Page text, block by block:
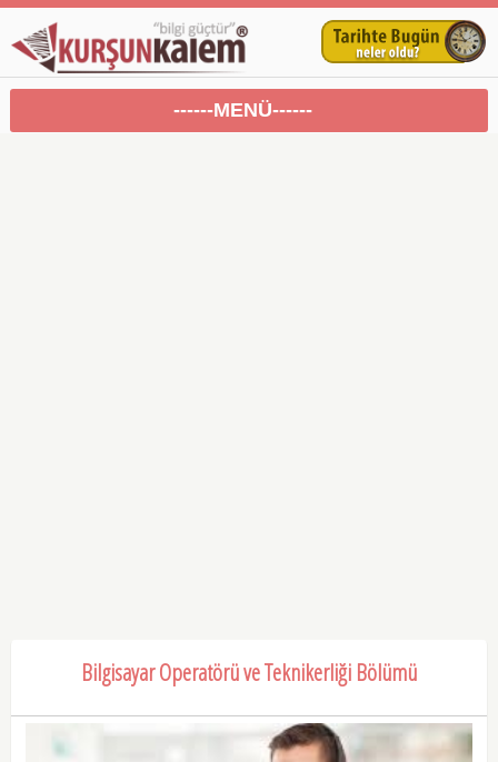
------MENÜ------
Bilgisayar Operatörü ve Teknikerliği Bölümü